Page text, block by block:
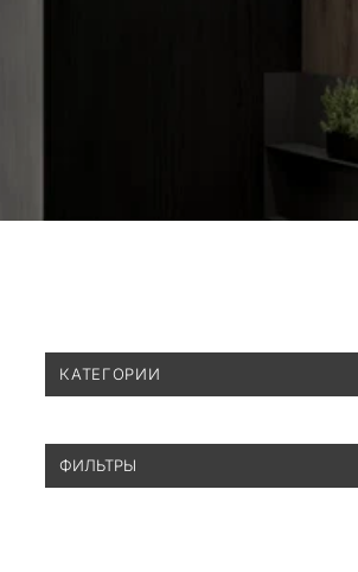
КАТЕГОРИИ
ФИЛЬТРЫ